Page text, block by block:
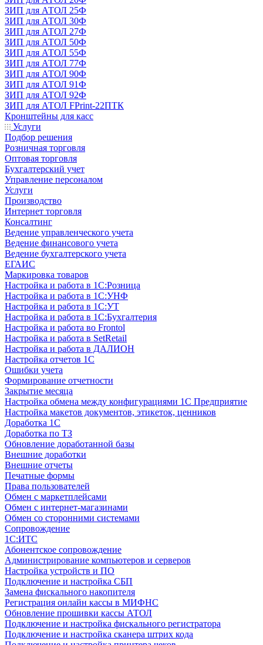
ЗИП для АТОЛ 25Ф
ЗИП для АТОЛ 30Ф
ЗИП для АТОЛ 27Ф
ЗИП для АТОЛ 50Ф
ЗИП для АТОЛ 55Ф
ЗИП для АТОЛ 77Ф
ЗИП для АТОЛ 90Ф
ЗИП для АТОЛ 91Ф
ЗИП для АТОЛ 92Ф
ЗИП для АТОЛ FPrint-22ПТК
Кронштейны для касс
Услуги
Подбор решения
Розничная торговля
Оптовая торговля
Бухгалтерский учет
Управление персоналом
Услуги
Производство
Интернет торговля
Консалтинг
Ведение управленческого учета
Ведение финансового учета
Ведение бухгалтерского учета
ЕГАИС
Маркировка товаров
Настройка и работа в 1С:Розница
Настройка и работа в 1С:УНФ
Настройка и работа в 1С:УТ
Настройка и работа в 1С:Бухгалтерия
Настройка и работа во Frontol
Настройка и работа в SetRetail
Настройка и работа в ДАЛИОН
Настройка отчетов 1С
Ошибки учета
Формирование отчетности
Закрытие месяца
Настройка обмена между конфигурациями 1С Предприятие
Настройка макетов документов, этикеток, ценников
Доработка 1С
Доработка по ТЗ
Обновление доработанной базы
Внешние доработки
Внешние отчеты
Печатные формы
Права пользователей
Обмен с маркетплейсами
Обмен с интернет-магазинами
Обмен со сторонними системами
Сопровождение
1C:ИТС
Абонентское сопровождение
Администрирование компьютеров и серверов
Настройка устройств и ПО
Подключение и настройка СБП
Замена фискального накопителя
Регистрация онлайн кассы в МИФНС
Обновление прошивки кассы АТОЛ
Подключение и настройка фискального регистратора
Подключение и настройка сканера штрих кода